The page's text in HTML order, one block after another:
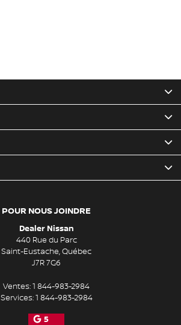
POUR NOUS JOINDRE
Dealer Nissan
440 Rue du Parc
Saint-Eustache,Québec
J7R 7G6
Ventes:1 844-983-2984
Services:1 844-983-2984
5